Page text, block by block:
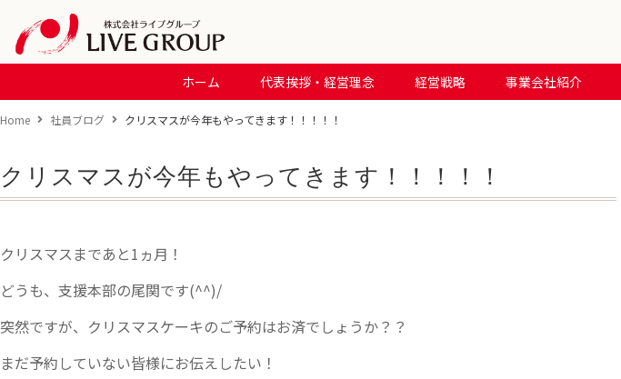
ホーム 代表挨拶・経営理念 経営戦略 事業会社紹介
Home 社員ブログ クリスマスが今年もやってきます！！！！！
クリスマスが今年もやってきます！！！！！
クリスマスまであと1ヵ月！
どうも、支援本部の尾関です(^^)/
突然ですが、クリスマスケーキのご予約はお済でしょうか？？
まだ予約していない皆様にお伝えしたい！